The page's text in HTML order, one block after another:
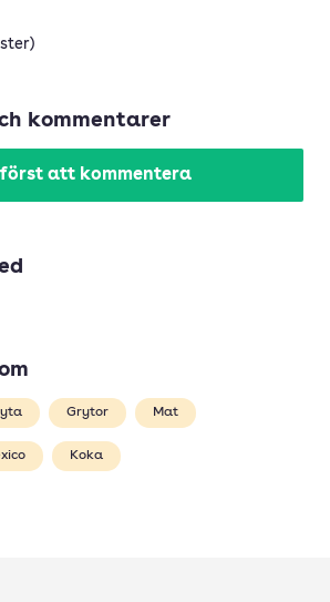
kommentarer
först att kommentera
Grytor Mat
Koka